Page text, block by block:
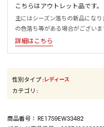
こちらはアウトレット品です。
主にはシーズン落ちの新品にな
の色落ち等がある場合がございま
詳細はこちら
性別タイプ:レディース
カテゴリ :
商品番号 ： RE1759EW33482